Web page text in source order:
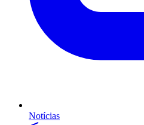
Notícias